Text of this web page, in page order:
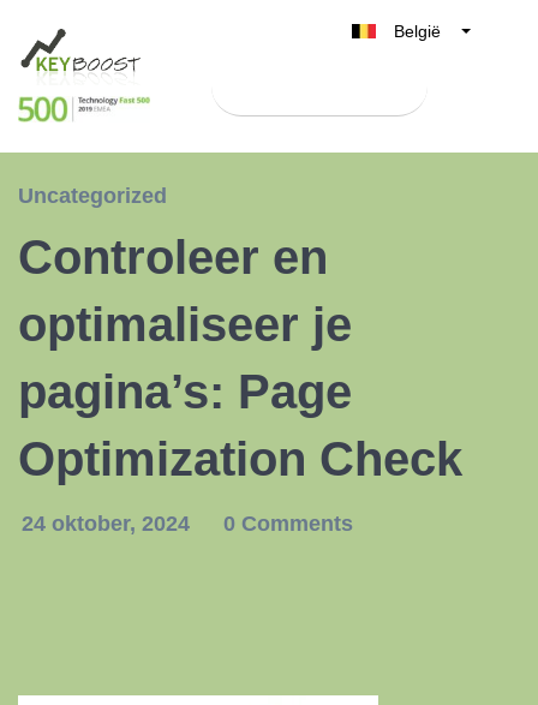
België
Nederland
Uncategorized
Controleer en
optimaliseer je
pagina’s: Page
Optimization Check
24 oktober, 2024 0 Comments